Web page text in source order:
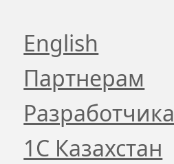
English
Партнерам
1С Казахстан